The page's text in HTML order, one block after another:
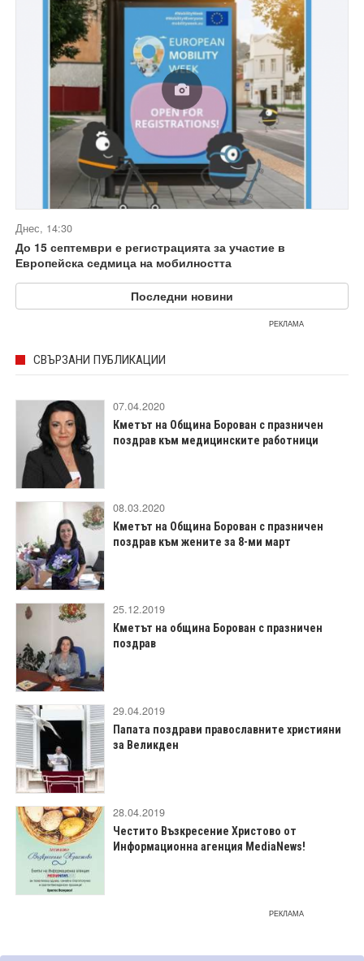
Днес, 14:30
До 15 септември е регистрацията за участие в
Европейска седмица на мобилността
Последни новини
РЕКЛАМА
СВЪРЗАНИ ПУБЛИКАЦИИ
07.04.2020
Кметът на Община Борован с празничен
поздрав към медицинските работници
08.03.2020
Кметът на Община Борован с празничен
поздрав към жените за 8-ми март
25.12.2019
Кметът на община Борован с празничен
поздрав
29.04.2019
Папата поздрави православните християни
за Великден
28.04.2019
Честито Възкресение Христово от
Информационна агенция MediaNews!
РЕКЛАМА